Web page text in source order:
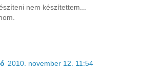
nem készítettem...
2010. november 12. 11:54